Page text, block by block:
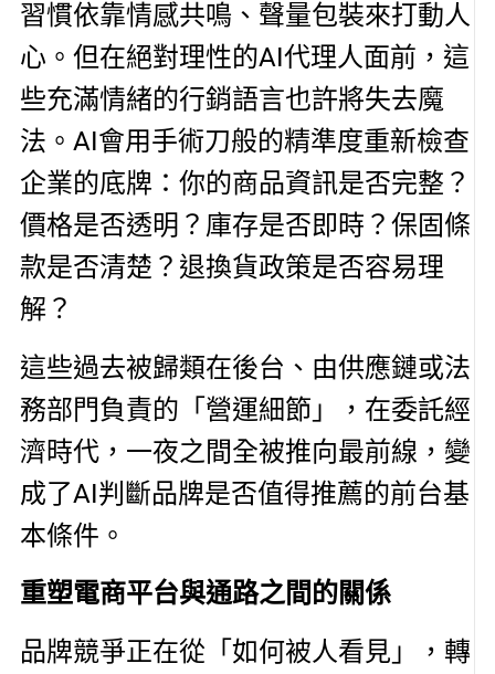
習慣依靠情感共鳴、聲量包裝來打動人
心。但在絕對理性的AI代理人面前，這
些充滿情緒的行銷語言也許將失去魔
法。AI會用手術刀般的精準度重新檢查
企業的底牌：你的商品資訊是否完整？
價格是否透明？庫存是否即時？保固條
款是否清楚？退換貨政策是否容易理
解？
這些過去被歸類在後台、由供應鏈或法
務部門負責的「營運細節」，在委託經
濟時代，一夜之間全被推向最前線，變
成了AI判斷品牌是否值得推薦的前台基
本條件。
重塑電商平台與通路之間的關係
品牌競爭正在從「如何被人看見」，轉